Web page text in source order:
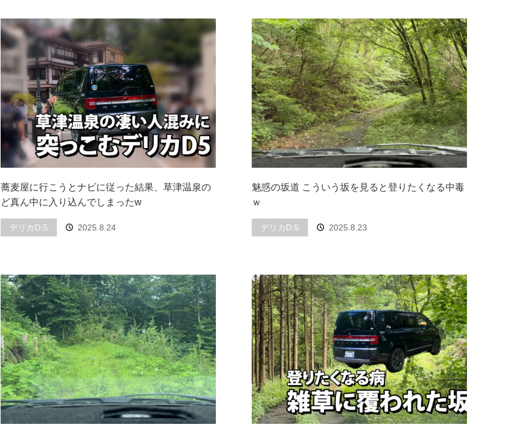
蕎麦屋に行こうとナビに従った結果、草津温泉の
ど真ん中に入り込んでしまったw
デリカD:5 2025.8.24
魅惑の坂道 こういう坂を見ると登りたくなる中毒
ｗ
デリカD:5 2025.8.23